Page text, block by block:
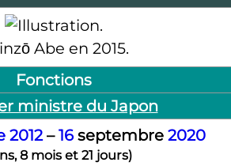
Abe en 2015.
Fonctions
ministre du Japon
2012–16septembre 2020
8 mois et 21 jours)